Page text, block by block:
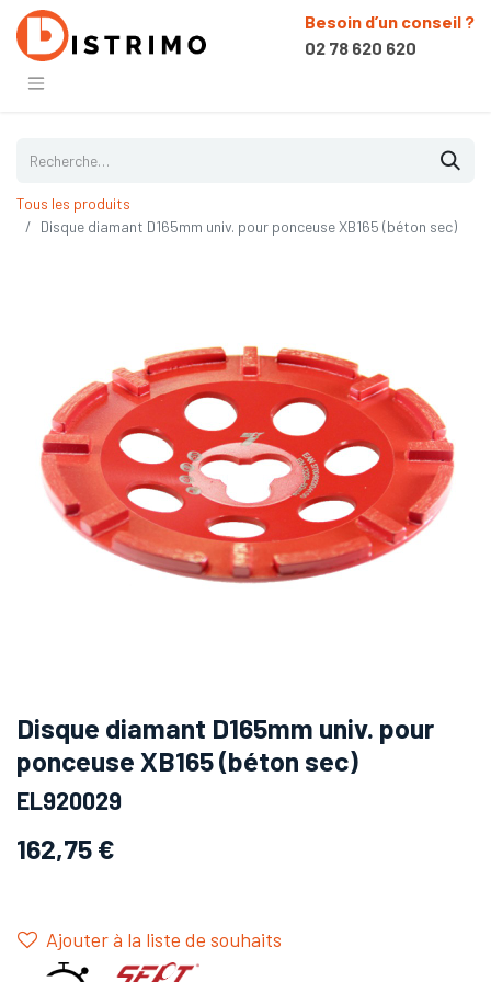
Besoin d’un conseil ?
02 78 620 620
Tous les produits
Disque diamant D165mm univ. pour ponceuse XB165 (béton sec)
Disque diamant D165mm univ. pour
ponceuse XB165 (béton sec)
EL920029
162,75 €
Ajouter à la liste de souhaits